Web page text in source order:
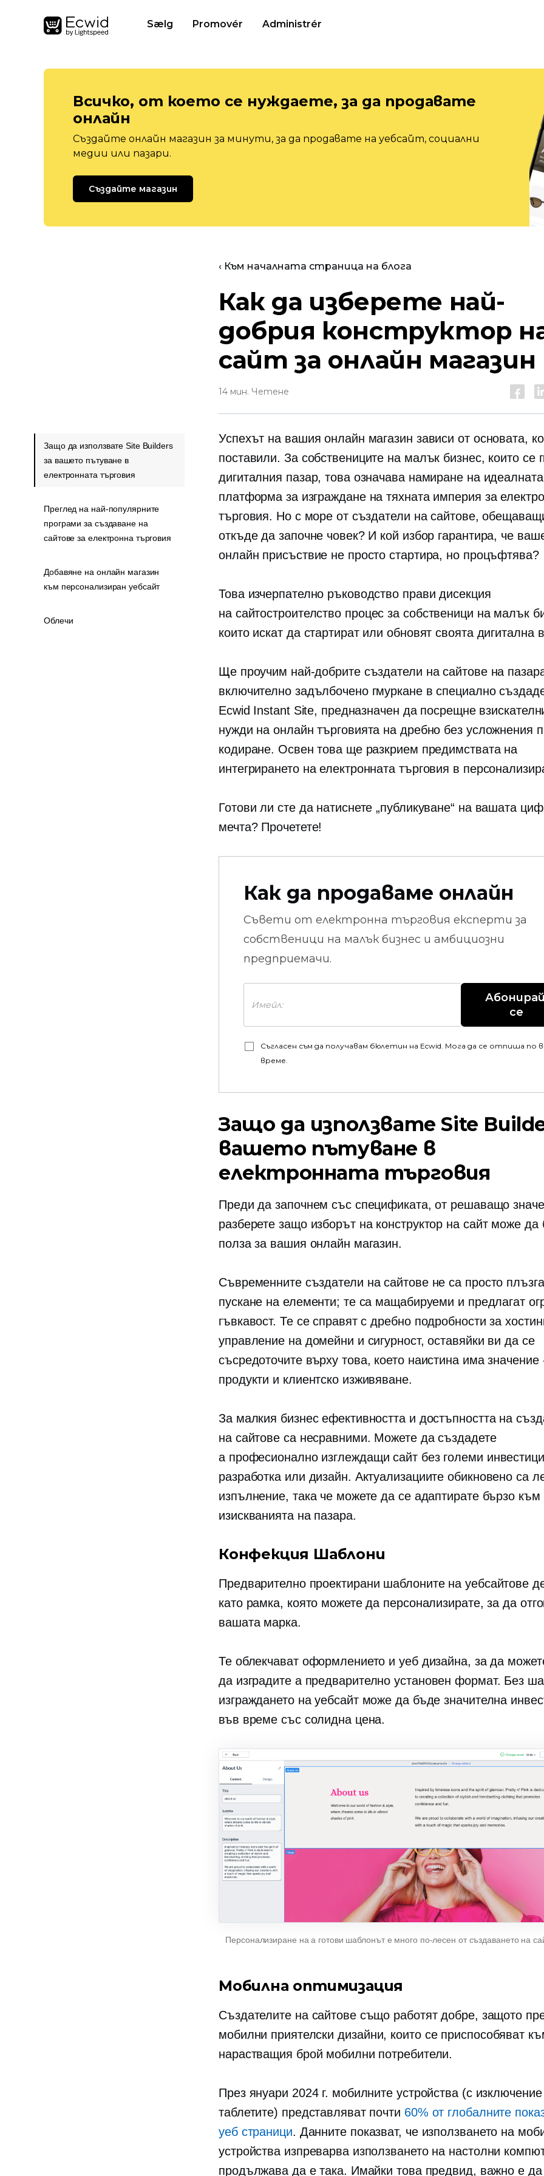
Sælg Promovér Administrér
Всичко, от което се нуждаете, за да продавате
онлайн
Създайте онлайн магазин за минути, за да продавате на уебсайт, социални
медии или пазари.
Създайте магазин
‹ Към началната страница на блога
Как да изберете най-
добрия конструктор
сайт за онлайн магазин
14 мин. Четене
Успехът на вашия онлайн магазин зависи от основата,
поставили. За собствениците на малък бизнес, които се
дигиталния пазар, това означава намиране на идеалната
платформа за изграждане на тяхната империя за
търговия. Но с море от създатели на сайтове,
откъде да започне човек? И кой избор гарантира, че
онлайн присъствие не просто стартира, но процъфтява?
Това изчерпателно ръководство прави дисекция
на сайтостроителство процес за собственици на малък
които искат да стартират или обновят своята дигитална
Ще проучим най-добрите създатели на сайтове на
включително задълбочено гмуркане в специално
Ecwid Instant Site, предназначен да посрещне
нужди на онлайн търговията на дребно без усложнения
кодиране. Освен това ще разкрием предимствата на
интегрирането на електронната търговия в
Готови ли сте да натиснете „публикуване“ на вашата
мечта? Прочетете!
Как да продаваме онлайн
Съвети от електронна търговия експерти за
собственици на малък бизнес и амбициозни
предприемачи.
Абонирай
се
Съгласен съм да получавам бюлетин на Ecwid. Мога да се отпиша по
време.
Защо да използвате Site
вашето пътуване в
електронната търговия
Преди да започнем със спецификата, от решаващо
разберете защо изборът на конструктор на сайт може да
полза за вашия онлайн магазин.
Съвременните създатели на сайтове не са просто
пускане на елементи; те са мащабируеми и предлагат
гъвкавост. Те се справят сдребноподробности за
управление на домейни и сигурност, оставяйки ви да се
съсредоточите върху това, което наистина има
продукти и клиентско изживяване.
За малкия бизнес ефективността и достъпността на
на сайтове са несравними. Можете да създадете
a професионално изглеждащи сайт без големи
разработка или дизайн. Актуализациите обикновено са
изпълнение, така че можете да се адаптирате бързо към
изискванията на пазара.
Конфекция Шаблони
Предварително проектирани шаблоните на уебсайтове
като рамка, която можете да персонализирате, за да
вашата марка.
Те облекчават оформлението и уеб дизайна, за да
да изградите a предварително установен формат. Без
изграждането на уебсайт може да бъде значителна
във време със солидна цена.
Персонализиране на a готови шаблонът е много по-лесен от създаването на
Мобилна оптимизация
Създателите на сайтове също работят добре, защото
мобилни приятелски дизайни, които се приспособяват
нарастващия брой мобилни потребители.
През януари 2024 г. мобилните устройства (с
таблетите) представляват почти 60% от глобалните
уеб страници. Данните показват, че използването на
устройства изпреварва използването на настолни
продължава да е така. Имайки това предвид, важно е да
Защо да използвате Site Builders
за вашето пътуване в
електронната търговия
Преглед на най-популярните
програми за създаване на
сайтове за електронна търговия
Добавяне на онлайн магазин
към персонализиран уебсайт
Облечи